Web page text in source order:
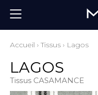
Accueil ›Tissus › Lagos
LAGOS
Tissus CASAMANCE